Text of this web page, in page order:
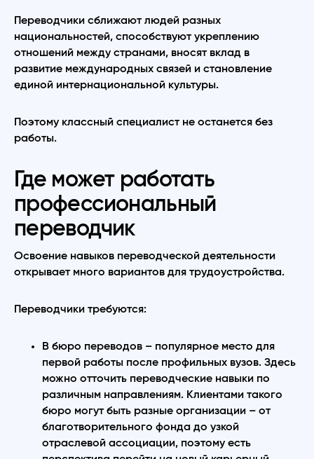
Переводчики сближают людей разных
национальностей, способствуют укреплению
отношений между странами, вносят вклад в
развитие международных связей и становление
единой интернациональной культуры.
Поэтому классный специалист не останется без
работы.
Где может работать
профессиональный
переводчик
Освоение навыков переводческой деятельности
открывает много вариантов для трудоустройства.
Переводчики требуются:
В бюро переводов – популярное место для
первой работы после профильных вузов. Здесь
можно отточить переводческие навыки по
различным направлениям. Клиентами такого
бюро могут быть разные организации – от
благотворительного фонда до узкой
отраслевой ассоциации, поэтому есть